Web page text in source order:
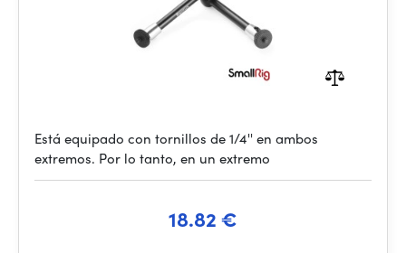
Está equipado con tornillos de 1/4'' en ambos
extremos. Por lo tanto, en un extremo
18.82 €